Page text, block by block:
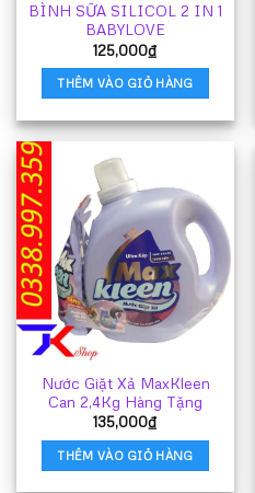
BÌNH SỮA SILICOL 2 IN 1
BABYLOVE
125,000₫
THÊM VÀO GIỎ HÀNG
Nước Giặt Xả MaxKleen
Can 2,4Kg Hàng Tặng
135,000₫
THÊM VÀO GIỎ HÀNG